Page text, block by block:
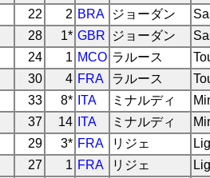
22 2 BRA ジョーダン
28 1* GBR ジョーダン
24 1 MCO ラルース
30 4 FRA ラルース
33 8* ITA ミナルディ
37 14 ITA ミナルディ
29 3* FRA リジェ
27 1 FRA リジェ